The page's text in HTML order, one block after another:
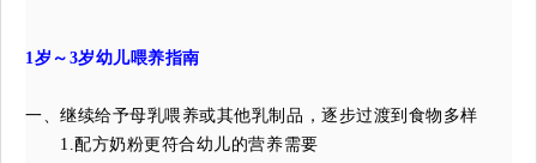
1岁～3岁幼儿喂养指南
一、继续给予母乳喂养或其他乳制品，逐步过渡到食物多样
1.配方奶粉更符合幼儿的营养需要